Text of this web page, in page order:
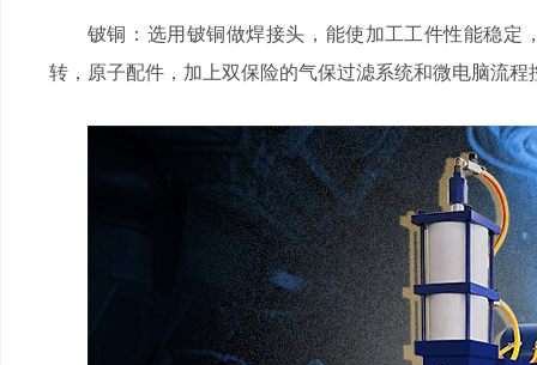
铍铜：选用铍铜做焊接头，能使加工工件性能稳定
转，原子配件，加上双保险的气保过滤系统和微电脑流程